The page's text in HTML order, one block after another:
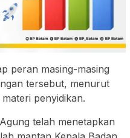
peran masing-masing
tersebut, menurut
penyidikan.
telah menetapkan